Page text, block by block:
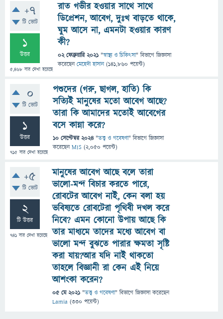
+7
টি ভোট
1
উত্তর
5,468 বার দেখা হয়েছে
রাত গভীর হওয়ার সাথে সাথে
ডিপ্রেশন, আবেগ, দুঃখ বাড়তে থাকে,
ঘুম আসে না, এমনটা হওয়ার কারণ
কী?
02 ফেব্রুয়ারি 2021 "স্বাস্থ্য ও চিকিৎসা" বিভাগে জিজ্ঞাসা
করেছেনমেহেদী হাসান (141,860 পয়েন্ট)
0
টি ভোট
1
উত্তর
715 বার দেখা হয়েছে
পশুদের (গরু, ছাগল, হাতি) কি
সত্যিই মানুষের মতো আবেগ আছে?
তারা কি আমাদের মতোই আবেগের
বসে কান্না করে?
10 সেপ্টেম্বর 2024 "তত্ত্ব ও গবেষণা" বিভাগে জিজ্ঞাসা
করেছেনMIS (2,050 পয়েন্ট)
+5
টি ভোট
2
টি উত্তর
741 বার দেখা হয়েছে
মানুষের আবেগ আছে বলে তারা
ভালো-মন্দ বিচার করতে পারে,
রোবটের আবেগ নাই, কেন বলা হয়
ভবিষ্যতে রোবটেরা পৃথিবী দখল করে
নিবে? এমন কোনো উপায় আছে কি
তার মাধ্যমে তাদের মধ্যে আবেগ বা
ভালো মন্দ বুঝতে পারার ক্ষমতা সৃষ্টি
করা যায়?আর যদি নাই থাকতো
তাহলে বিজ্ঞানী রা কেন এই নিয়ে
আশংকা করেন?
05 মে 2021 "তত্ত্ব ও গবেষণা" বিভাগে জিজ্ঞাসাকরেছেন
Lamia (330 পয়েন্ট)